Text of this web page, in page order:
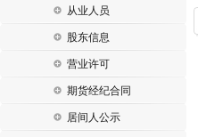
从业人员
股东信息
营业许可
期货经纪合同
居间人公示